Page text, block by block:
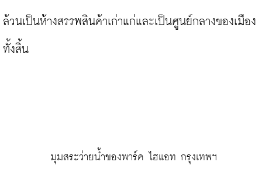
ล้วนเป็นห้างสรรพสินค้าเก่าแก่และเป็นศูนย์กลางของเมือง
ทั้งสิ้น
มุมสระว่ายน้ำของพาร์ค ไฮแอท กรุงเทพฯ